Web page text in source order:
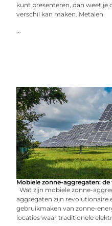
kunt presenteren, dan weet je
verschil kan maken. Metalen
...
Mobiele zonne-aggregaten:
Wat zijn mobiele zonne-
aggregaten zijn revolutionaire
gebruikmaken van zonne-
locaties waar traditionele